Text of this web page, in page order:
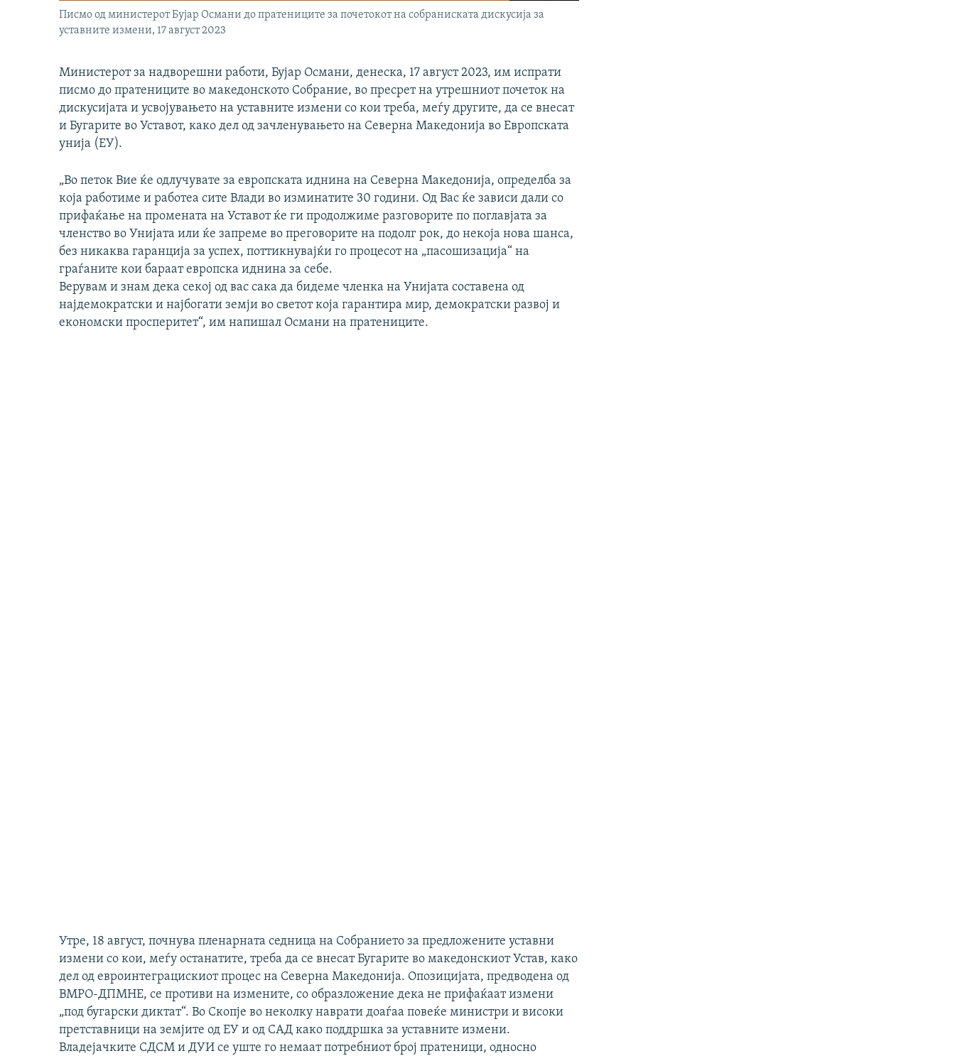
Писмо од министерот Бујар Османи до пратениците за почетокот на собраниската дискусија за
уставните измени, 17 август 2023
Министерот за надворешни работи, Бујар Османи, денеска, 17 август 2023, им испрати
писмо до пратениците во македонското Собрание, во пресрет на утрешниот почеток на
дискусијата и усвојувањето на уставните измени со кои треба, меѓу другите, да се внесат
и Бугарите во Уставот, како дел од зачленувањето на Северна Македонија во Европската
унија (ЕУ).
„Во петок Вие ќе одлучувате за европската иднина на Северна Македонија, определба за
која работиме и работеа сите Влади во изминатите 30 години. Од Вас ќе зависи дали со
прифаќање на промената на Уставот ќе ги продолжиме разговорите по поглавјата за
членство во Унијата или ќе запреме во преговорите на подолг рок, до некоја нова шанса,
без никаква гаранција за успех, поттикнувајќи го процесот на „пасошизација“ на
граѓаните кои бараат европска иднина за себе.
Верувам и знам дека секој од вас сака да бидеме членка на Унијата составена од
најдемократски и најбогати земји во светот која гарантира мир, демократски развој и
економски просперитет“, им напишал Османи на пратениците.
Утре, 18 август, почнува пленарната седница на Собранието за предложените уставни
измени со кои, меѓу останатите, треба да се внесат Бугарите во македонскиот Устав, како
дел од евроинтеграцискиот процес на Северна Македонија. Опозицијата, предводена од
ВМРО-ДПМНЕ, се противи на измените, со образложение дека не прифаќаат измени
„под бугарски диктат“. Во Скопје во неколку наврати доаѓаа повеќе министри и високи
претставници на земјите од ЕУ и од САД како поддршка за уставните измени.
Владејачките СДСМ и ДУИ се уште го немаат потребниот број пратеници, односно